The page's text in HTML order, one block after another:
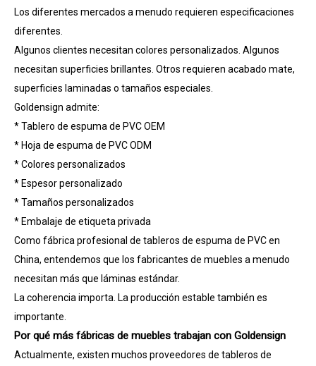
Los diferentes mercados a menudo requieren especificaciones
diferentes.
Algunos clientes necesitan colores personalizados. Algunos
necesitan superficies brillantes. Otros requieren acabado mate,
superficies laminadas o tamaños especiales.
Goldensign admite:
* Tablero de espuma de PVC OEM
* Hoja de espuma de PVC ODM
* Colores personalizados
* Espesor personalizado
* Tamaños personalizados
* Embalaje de etiqueta privada
Como fábrica profesional de tableros de espuma de PVC en
China, entendemos que los fabricantes de muebles a menudo
necesitan más que láminas estándar.
La coherencia importa. La producción estable también es
importante.
Por qué más fábricas de muebles trabajan con Goldensign
Actualmente, existen muchos proveedores de tableros de